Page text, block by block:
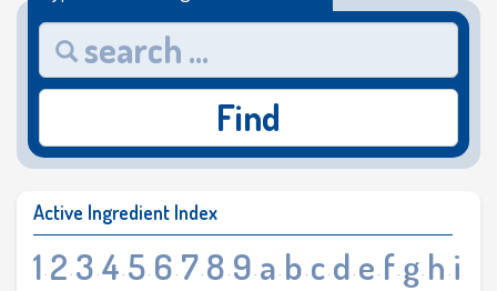
Find
Active Ingredient Index
1· 2· 3·4· 5· 6· 7· 8· 9· a· b· c· d· e· f· g· h · i